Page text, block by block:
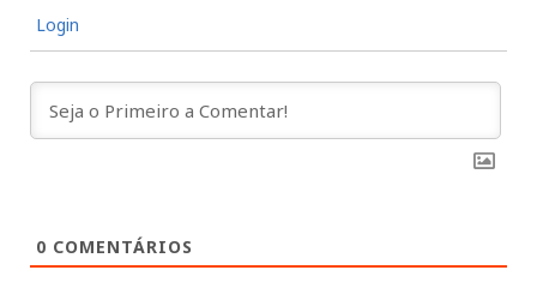
Login
0 COMENTÁRIOS